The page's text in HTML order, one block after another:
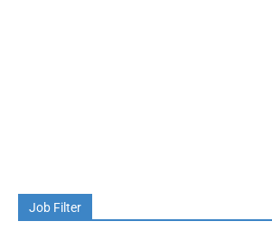
Job Filter